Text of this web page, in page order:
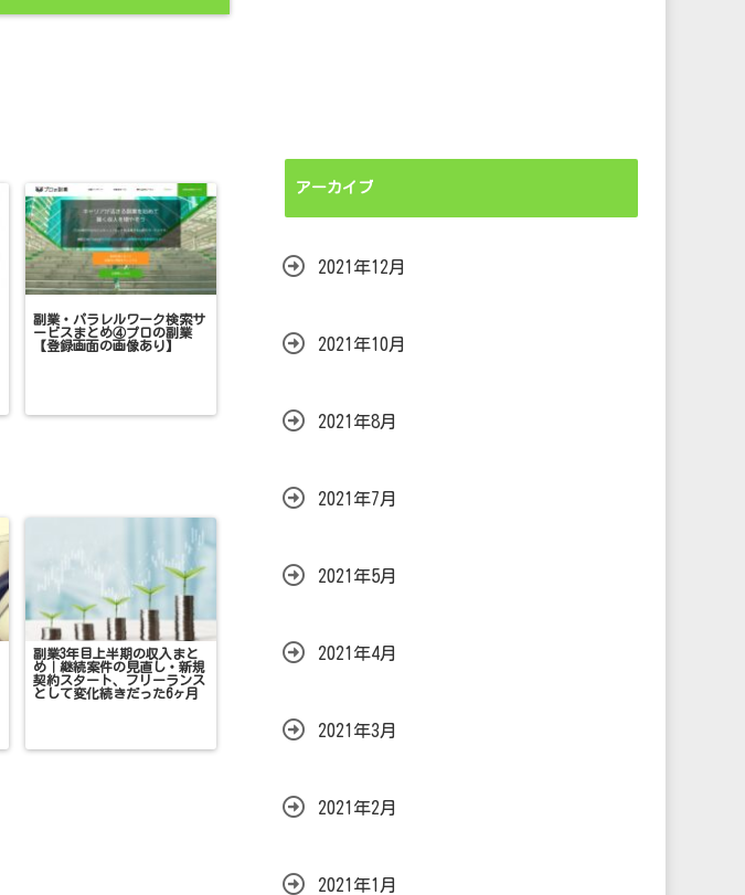
副業・パラレルワーク検索サ
ービスまとめ④プロの副業
【登録画面の画像あり】
副業3年目上半期の収入まと
め｜継続案件の見直し・新規
契約スタート、フリーランス
として変化続きだった6ヶ月
アーカイブ
2021年12月
2021年10月
2021年8月
2021年7月
2021年5月
2021年4月
2021年3月
2021年2月
2021年1月